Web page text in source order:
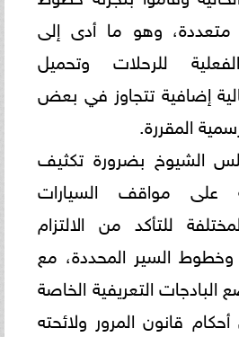
متعددة، وهو ما أدى إلى
للرحلات وتحميل
إضافية تتجاوز في بعض
المقررة.
الشيوخ بضرورة تكثيف
على مواقف السيارات
للتأكد من الالتزام
وخطوط السير المحددة، مع
البادجات التعريفية الخاصة
قانون المرور ولائحته